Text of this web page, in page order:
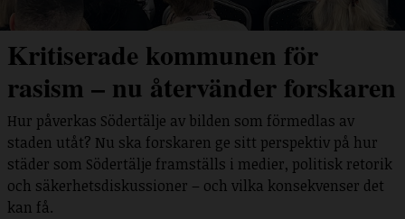
Kritiserade kommunen för
rasism – nu återvänder forskaren
Hur påverkas Södertälje av bilden som förmedlas av
staden utåt? Nu ska forskaren ge sitt perspektiv på hur
städer som Södertälje framställs i medier, politisk retorik
och säkerhetsdiskussioner – och vilka konsekvenser det
kan få.